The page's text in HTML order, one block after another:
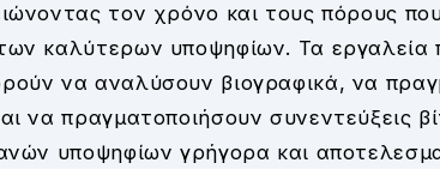
τον χρόνο και τους πόρους
καλύτερων υποψηφίων. Τα εργαλεία
να αναλύσουν βιογραφικά, να
να πραγματοποιήσουν συνεντεύξεις
υποψηφίων γρήγορα και